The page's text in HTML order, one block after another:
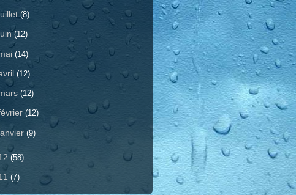
(8)
(12)
(14)
(12)
(12)
(12)
(9)
(58)
(7)